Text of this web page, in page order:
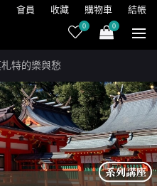
會員 收藏 購物車 結帳
0 0
特的樂與愁